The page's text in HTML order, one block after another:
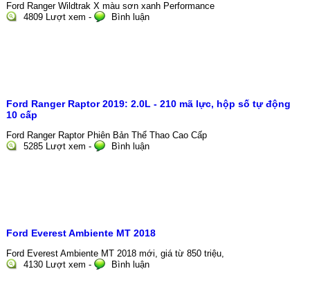
Ford Ranger Wildtrak X màu sơn xanh Performance
4809 Lượt xem - Bình luận
Ford Ranger Raptor 2019: 2.0L - 210 mã lực, hộp số tự động
10 cấp
Ford Ranger Raptor Phiên Bản Thể Thao Cao Cấp
5285 Lượt xem - Bình luận
Ford Everest Ambiente MT 2018
Ford Everest Ambiente MT 2018 mới, giá từ 850 triệu,
4130 Lượt xem - Bình luận